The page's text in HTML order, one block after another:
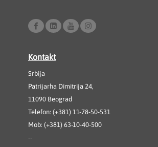
Kontakt
Srbija
Patrijarha Dimitrija 24,
11090 Beograd
Telefon: (+381) 11-78-50-531
Mob: (+381) 63-10-40-500
--